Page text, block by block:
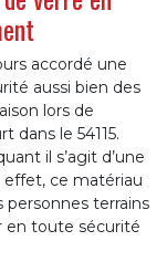
accordé une
aussi bien des
lors de
dans le 54115.
il s’agit d’une
effet, ce matériau
personnes terrains
en toute sécurité